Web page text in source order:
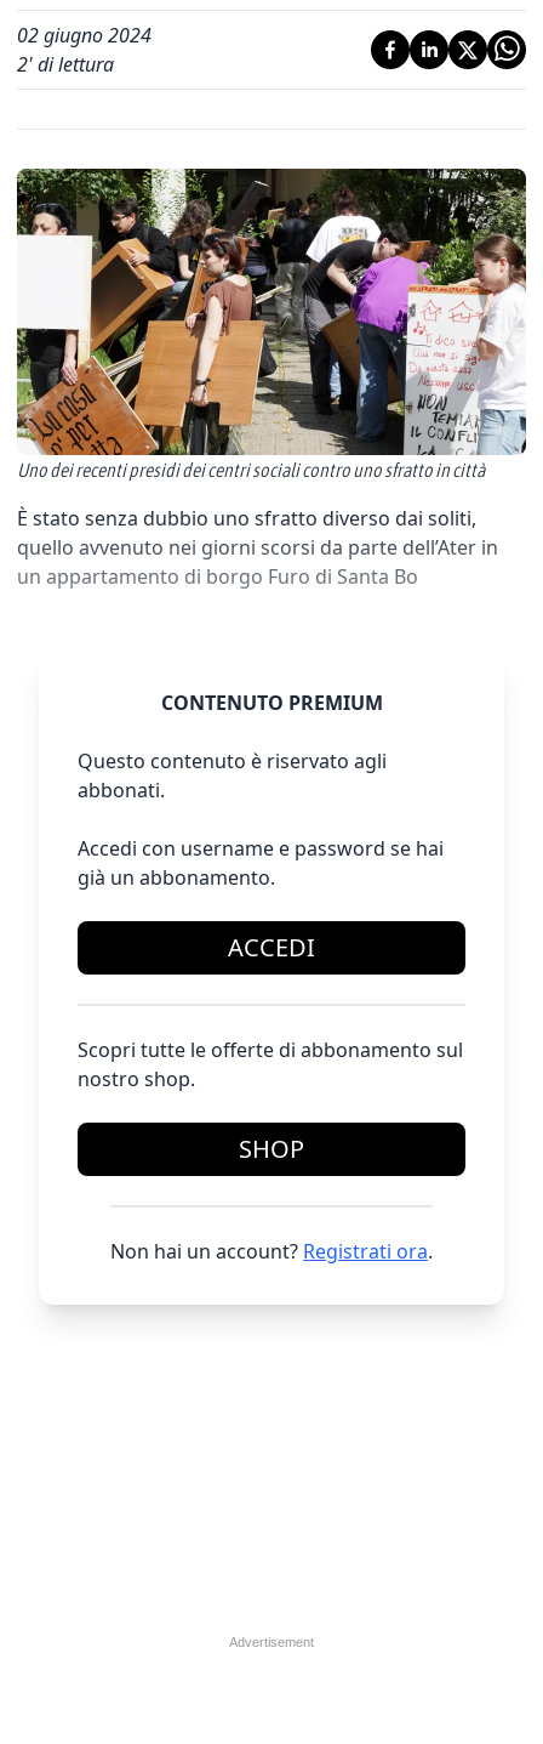
02 giugno 2024
2' di lettura
Uno dei recenti presidi dei centri sociali contro uno sfratto in città
È stato senza dubbio uno sfratto diverso dai soliti,
quello avvenuto nei giorni scorsi da parte dell’Ater in
un appartamento di borgo Furo di Santa Bo
CONTENUTO PREMIUM
Questo contenuto è riservato agli
abbonati.
Accedi con username e password se hai
già un abbonamento.
ACCEDI
Scopri tutte le offerte di abbonamento sul
nostro shop.
SHOP
Non hai un account? Registrati ora.